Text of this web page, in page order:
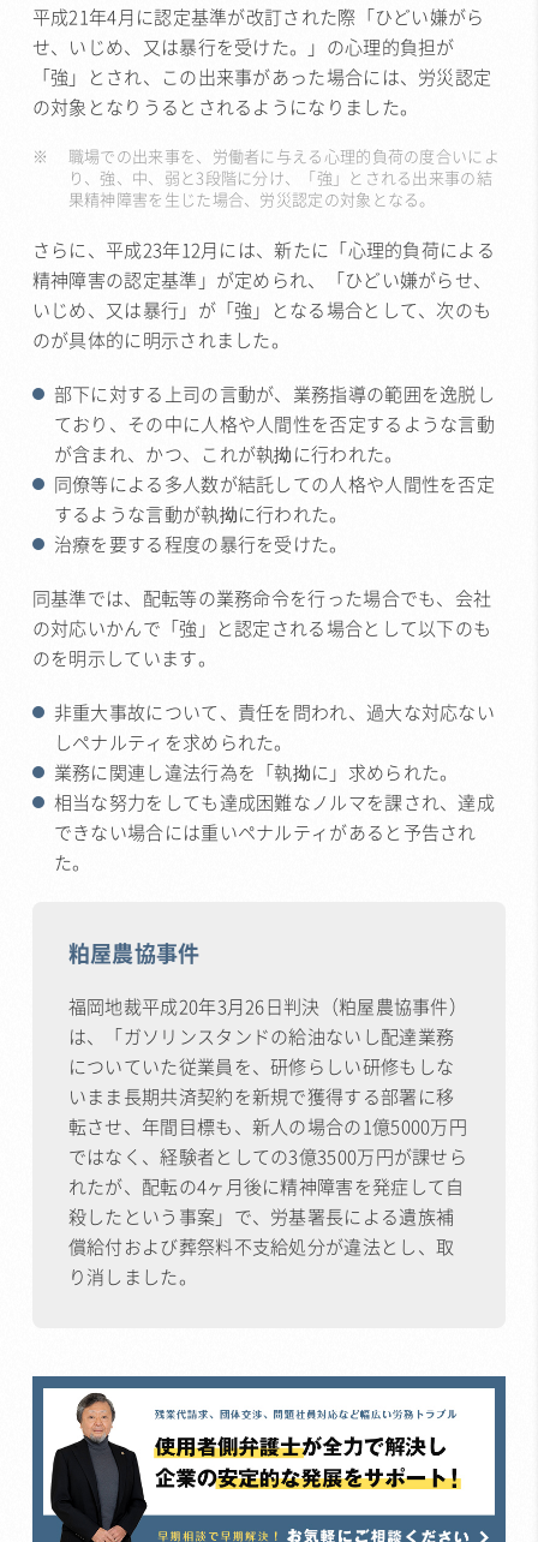
平成21年4月に認定基準が改訂された際「ひどい嫌がら
せ、いじめ、又は暴行を受けた。」の心理的負担が
「強」とされ、この出来事があった場合には、労災認定
の対象となりうるとされるようになりました。
職場での出来事を、労働者に与える心理的負荷の度合いによ
り、強、中、弱と3段階に分け、「強」とされる出来事の結
果精神障害を生じた場合、労災認定の対象となる。
さらに、平成23年12月には、新たに「心理的負荷による
精神障害の認定基準」が定められ、「ひどい嫌がらせ、
いじめ、又は暴行」が「強」となる場合として、次のも
のが具体的に明示されました。
部下に対する上司の言動が、業務指導の範囲を逸脱し
ており、その中に人格や人間性を否定するような言動
が含まれ、かつ、これが執拗に行われた。
同僚等による多人数が結託しての人格や人間性を否定
するような言動が執拗に行われた。
治療を要する程度の暴行を受けた。
同基準では、配転等の業務命令を行った場合でも、会社
の対応いかんで「強」と認定される場合として以下のも
のを明示しています。
非重大事故について、責任を問われ、過大な対応ない
しペナルティを求められた。
業務に関連し違法行為を「執拗に」求められた。
相当な努力をしても達成困難なノルマを課され、達成
できない場合には重いペナルティがあると予告され
た。
粕屋農協事件
福岡地裁平成20年3月26日判決（粕屋農協事件）
は、「ガソリンスタンドの給油ないし配達業務
についていた従業員を、研修らしい研修もしな
いまま長期共済契約を新規で獲得する部署に移
転させ、年間目標も、新人の場合の1億5000万円
ではなく、経験者としての3億3500万円が課せら
れたが、配転の4ヶ月後に精神障害を発症して自
殺したという事案」で、労基署長による遺族補
償給付および葬祭料不支給処分が違法とし、取
り消しました。